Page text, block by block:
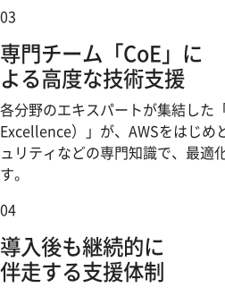
03
専門チーム「CoE」に
よる高度な技術支援
各分野のエキスパートが集結した
Excellence）」が、AWSをはじめ
ュリティなどの専門知識で、最適
す。
04
導入後も継続的に
伴走する支援体制